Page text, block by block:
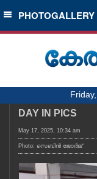
SECTIONS
HOME
NOTIFIED NEWS
KERALA
PHOTOGALLERY
DAY IN PICS
May 17, 2025, 10:34 am
Photo: സെബിൻ ജോർജ്